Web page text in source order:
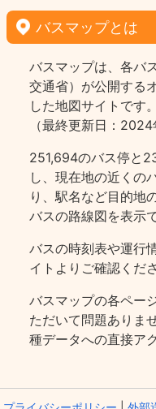
バスマップとは
バスマップは、各バ
交通省）が公開する
した地図サイトです。
（最終更新日：2024
251,694のバス停と
し、現在地の近くの
り、駅名など目的地
バスの路線図を表示
バスの時刻表や運行
イトよりご確認くださ
バスマップの各ペー
ただいて問題ありま
種データへの直接ア